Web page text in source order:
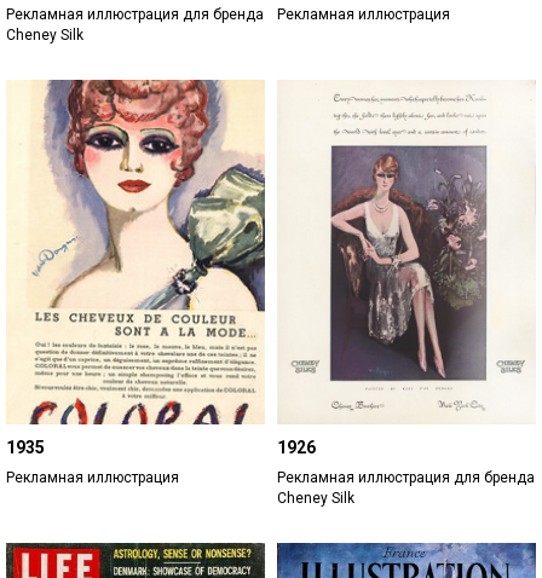
Рекламная иллюстрация для бренда
Cheney Silk
Рекламная иллюстрация
1935
Рекламная иллюстрация
1926
Рекламная иллюстрация для бренда
Cheney Silk